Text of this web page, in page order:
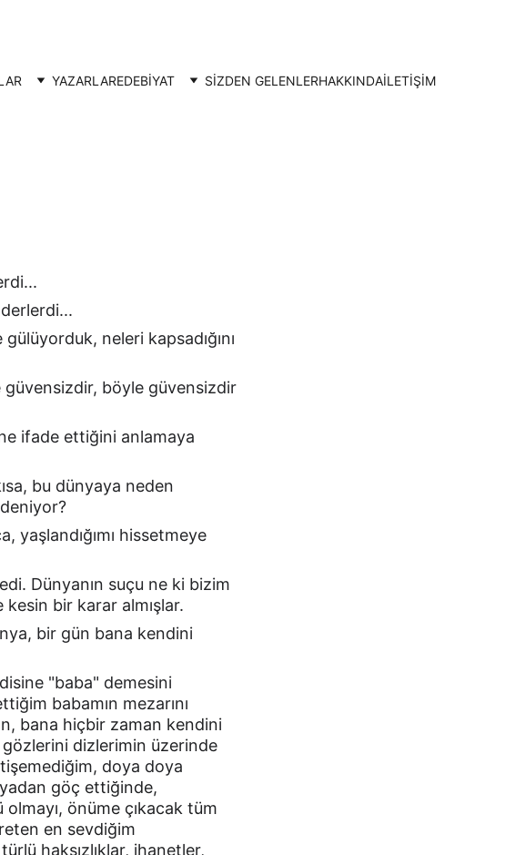
YAZARLAREDEBİYAT SİZDEN GELENLERHAKKINDAİLETIŞIM
neleri kapsadığını
böyle güvensizdir
ifade ettiğini anlamaya
bu dünyaya neden
yaşlandığımı hissetmeye
Dünyanın suçu ne ki bizim
bir karar almışlar.
bir gün bana kendini
"baba" demesini
babamın mezarını
bana hiçbir zaman kendini
dizlerimin üzerinde
mediğim, doya doya
göç ettiğinde,
önüme çıkacak tüm
en sevdiğim
haksızlıklar, ihanetler,